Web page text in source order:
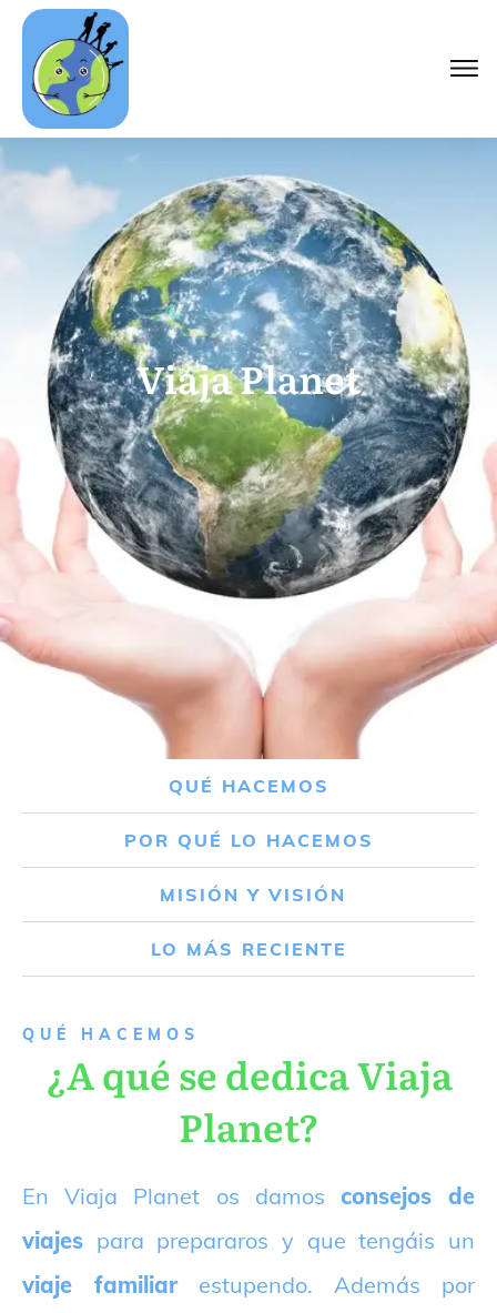
Viaja Planet
QUÉ HACEMOS
POR QUÉ LO HACEMOS
MISIÓN Y VISIÓN
LO MÁS RECIENTE
QUÉ HACEMOS
¿A qué se dedica Viaja
Planet?
En Viaja Planet os damos consejos de
viajes para prepararos y que tengáis un
viaje familiarestupendo. Además por